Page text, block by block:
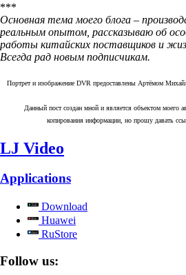
***
Основная тема моего блога –
реальным опытом, рассказываю об
работы китайских поставщиков и
Всегда рад новым подписчикам.
Портрет и изображение DVR предоставлены Артёмом
Данный пост создан мной и является объектом моего
копирования информации, но прошу давать
LJ Video
Applications
Download
Huawei
RuStore
Follow us: